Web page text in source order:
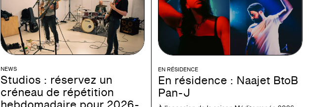
NEWS
Studios : réservez un
créneau de répétition
EN RÉSIDENCE
En résidence : Naajet BtoB
Pan-J